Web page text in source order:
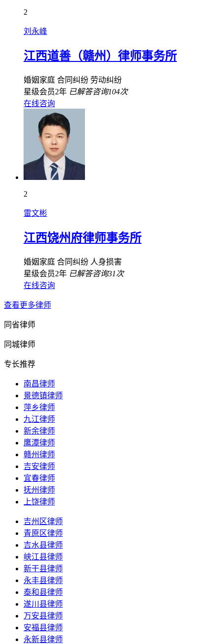
2
刘永峰
江西道善（赣州）律师事务所
婚姻家庭 合同纠纷 劳动纠纷
星级会员2年 已解答咨询104次
在线咨询
2
雷文彬
江西饶州府律师事务所
婚姻家庭 合同纠纷 人身损害
星级会员2年 已解答咨询31次
在线咨询
查看更多律师
同省律师
同城律师
专长推荐
南昌律师
景德镇律师
萍乡律师
九江律师
新余律师
鹰潭律师
赣州律师
吉安律师
宜春律师
抚州律师
上饶律师
吉州区律师
青原区律师
吉水县律师
峡江县律师
新干县律师
永丰县律师
泰和县律师
遂川县律师
万安县律师
安福县律师
永新县律师